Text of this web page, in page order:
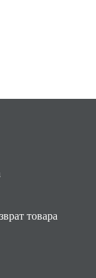
товара